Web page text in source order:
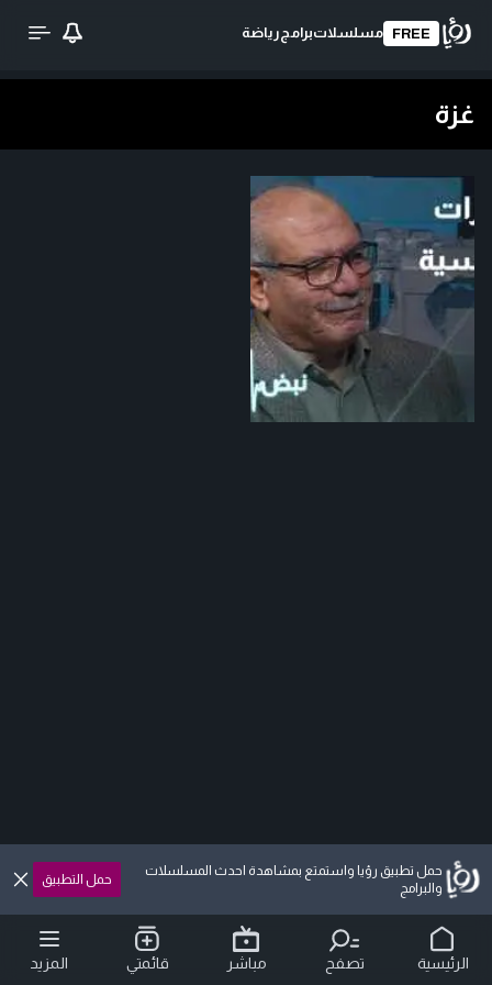
FREE مسلسلاتبرامج رياضة
غزة
حمل تطبيق رؤيا واستمتع بمشاهدة احدث المسلسلات
والبرامج
حمل التطبيق
الرئيسية تصفح مباشر قائمتي المزيد